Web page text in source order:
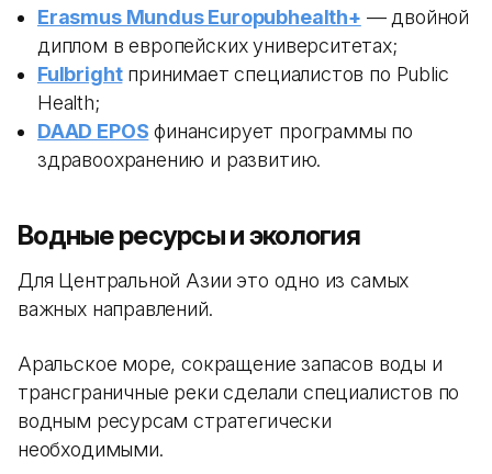
Erasmus Mundus Europubhealth+ — двойной
диплом в европейских университетах;
Fulbrightпринимает специалистов по Public
Health;
DAAD EPOS финансирует программы по
здравоохранению и развитию.
Водные ресурсы и экология
Для Центральной Азии это одно из самых
важных направлений.
Аральское море, сокращение запасов воды и
трансграничные реки сделали специалистов по
водным ресурсам стратегически
необходимыми.